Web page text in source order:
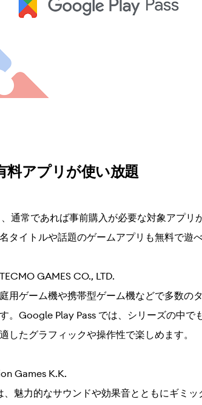
料アプリが使い放題
通常であれば事前購入が必要な対象アプリ
タイトルや話題のゲームアプリも無料で遊
GAMES CO., LTD.
用ゲーム機や携帯型ゲーム機などで多数の
。Google Play Pass では、シリーズの中で
したグラフィックや操作性で楽しめます。
Games K.K.
、魅力的なサウンドや効果音とともにギミ